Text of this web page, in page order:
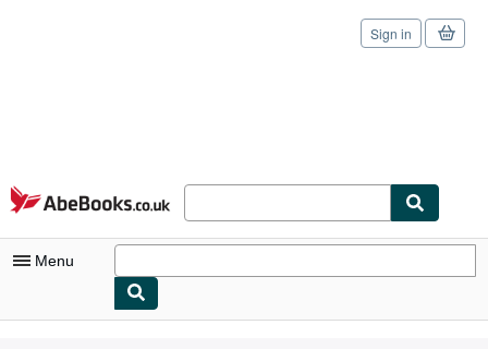
Skip to main content
AbeBooks.co.uk
Sign in
Menu